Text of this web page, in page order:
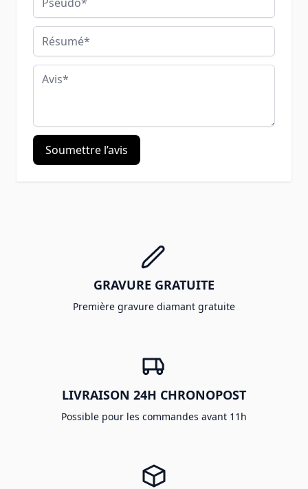
Résumé
Avis
Soumettre l’avis
GRAVURE GRATUITE
Première gravure diamant gratuite
LIVRAISON 24H CHRONOPOST
Possible pour les commandes avant 11h